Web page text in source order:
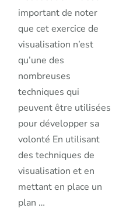
important de noter
que cet exercice de
visualisation n’est
qu’une des
nombreuses
techniques qui
peuvent être utilisées
pour développer sa
volonté En utilisant
des techniques de
visualisation et en
mettant en place un
plan …